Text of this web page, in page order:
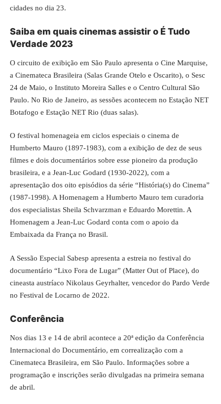
cidades no dia 23.
Saiba em quais cinemas assistir o É Tudo
Verdade 2023
O circuito de exibição em São Paulo apresenta o Cine Marquise,
a Cinemateca Brasileira (Salas Grande Otelo e Oscarito), o Sesc
24 de Maio, o Instituto Moreira Salles e o Centro Cultural São
Paulo. No Rio de Janeiro, as sessões acontecem no Estação NET
Botafogo e Estação NET Rio (duas salas).
O festival homenageia em ciclos especiais o cinema de
Humberto Mauro (1897-1983), com a exibição de dez de seus
filmes e dois documentários sobre esse pioneiro da produção
brasileira, e a Jean-Luc Godard (1930-2022), com a
apresentação dos oito episódios da série “História(s) do Cinema”
(1987-1998). A Homenagem a Humberto Mauro tem curadoria
dos especialistas Sheila Schvarzman e Eduardo Morettin. A
Homenagem a Jean-Luc Godard conta com o apoio da
Embaixada da França no Brasil.
A Sessão Especial Sabesp apresenta a estreia no festival do
documentário “Lixo Fora de Lugar” (Matter Out of Place), do
cineasta austríaco Nikolaus Geyrhalter, vencedor do Pardo Verde
no Festival de Locarno de 2022.
Conferência
Nos dias 13 e 14 de abril acontece a 20ª edição da Conferência
Internacional do Documentário, em correalização com a
Cinemateca Brasileira, em São Paulo. Informações sobre a
programação e inscrições serão divulgadas na primeira semana
de abril.